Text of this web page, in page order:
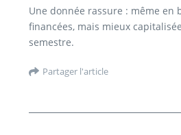
Une donnée rassure : même en
financées, mais mieux
semestre.
Partager l'article